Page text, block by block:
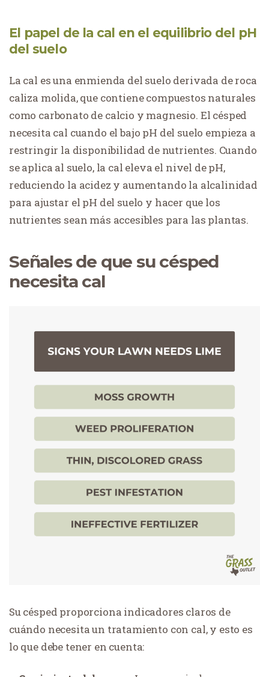
El papel de la cal en el equilibrio del pH
del suelo
La cal es una enmienda del suelo derivada de roca
caliza molida, que contiene compuestos naturales
como carbonato de calcio y magnesio. El césped
necesita cal cuando el bajo pH del suelo empieza a
restringir la disponibilidad de nutrientes. Cuando
se aplica al suelo, la cal eleva el nivel de pH,
reduciendo la acidez y aumentando la alcalinidad
para ajustar el pH del suelo y hacer que los
nutrientes sean más accesibles para las plantas.
Señales de que su césped
necesita cal
Su césped proporciona indicadores claros de
cuándo necesita un tratamiento con cal, y esto es
lo que debe tener en cuenta: